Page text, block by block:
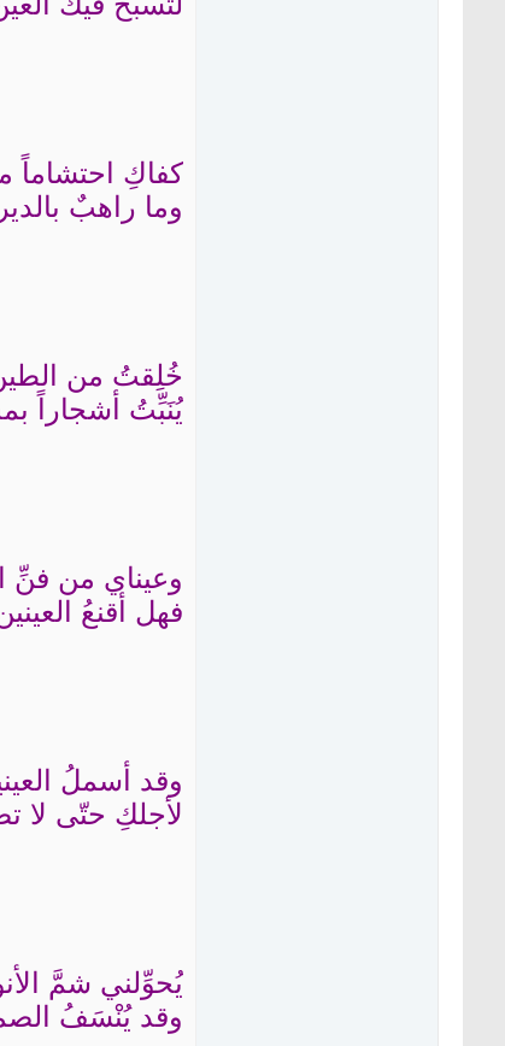
كفاكِ احتشاماً
وما راهبٌ
خُلِقتُ من
يُنَبِّتُ أشجاراً
وعيناي من فنِّ
فهل أقنعُ
وقد أسملُ
لأجلكِ حتّى لا
يُحوِّلني شمَّ
وقد يُنْسَفُ